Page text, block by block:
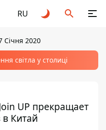
RU
Січня 2020
світла у столиці
UP прекращает
в Китай